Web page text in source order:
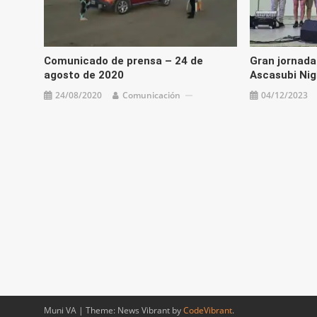
Comunicado de prensa – 24 de
agosto de 2020
24/08/2020 Comunicación
Gran
Ascasubi
04/12/2023
Muni VA | Theme: News Vibrant byCodeVibrant.